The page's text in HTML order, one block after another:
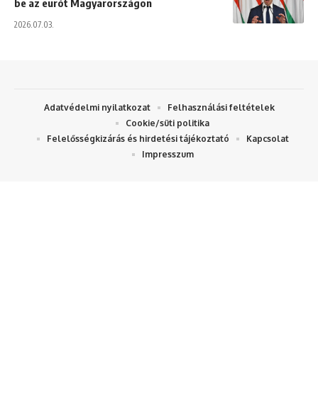
be az eurót Magyarországon
2026.07.03.
Adatvédelmi nyilatkozat
Felhasználási feltételek
Cookie/süti politika
Felelősségkizárás és hirdetési tájékoztató
Kapcsolat
Impresszum